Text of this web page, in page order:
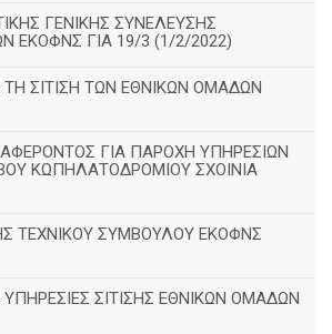
ΓΕΝΙΚΗΣ ΣΥΝΕΛΕΥΣΗΣ
ΕΚΟΦΝΣ ΓΙΑ 19/3 (1/2/2022)
ΤΗ ΣΙΤΙΣΗ ΤΩΝ ΕΘΝΙΚΩΝ ΟΜΑΔΩΝ
ΓΙΑ ΠΑΡΟΧΗ ΥΠΗΡΕΣΙΩΝ
ΚΩΠΗΛΑΤΟΔΡΟΜΙΟΥ ΣΧΟΙΝΙΑ
ΤΕΧΝΙΚΟΥ ΣΥΜΒΟΥΛΟΥ ΕΚΟΦΝΣ
ΣΙΤΙΣΗΣ ΕΘΝΙΚΩΝ ΟΜΑΔΩΝ